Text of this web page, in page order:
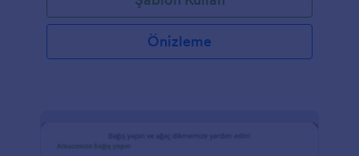
Önizleme